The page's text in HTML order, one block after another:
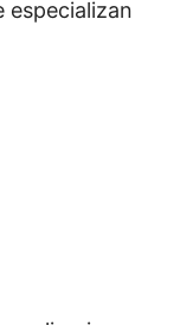
especializan